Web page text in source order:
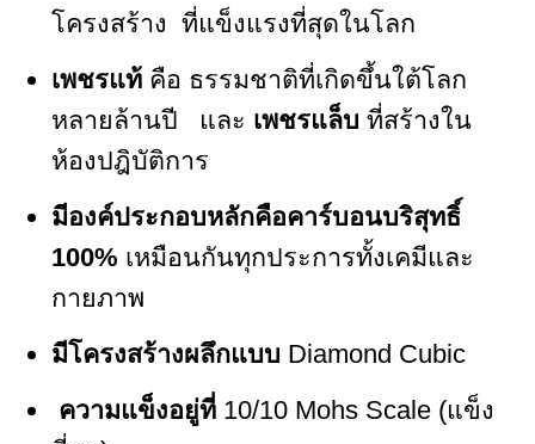
โครงสร้าง ที่แข็งแรงที่สุดในโลก
เพชรแท้ คือ ธรรมชาติที่เกิดขึ้นใต้โลก
หลายล้านปี และ เพชรแล็บ ที่สร้างใน
ห้องปฎิบัติการ
มีองค์ประกอบหลักคือคาร์บอนบริสุทธิ์
100% เหมือนกันทุกประการทั้งเคมีและ
กายภาพ
มีโครงสร้างผลึกแบบ Diamond Cubic
ความแข็งอยู่ที่ 10/10 Mohs Scale (แข็ง